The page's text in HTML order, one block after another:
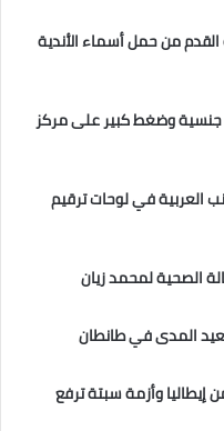
القدم من حمل أسماء الأندية
جنسية وضغط كبير على مركز
العربية في لوحات ترقيم
الصحية لمحمد زيان
بعيد المدى في طانطان
إيطاليا وأزمة سبتة ترفع